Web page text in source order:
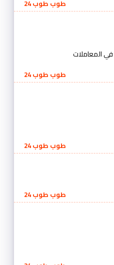
طوب طوب 24
المعاملات
طوب طوب 24
طوب طوب 24
طوب طوب 24